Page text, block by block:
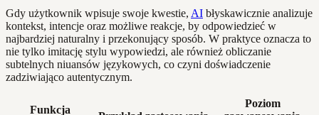
Gdy użytkownik wpisuje swoje kwestie, AI błyskawicznie analizuje
kontekst, intencje oraz możliwe reakcje, by odpowiedzieć w
najbardziej naturalny i przekonujący sposób. W praktyce oznacza to
nie tylko imitację stylu wypowiedzi, ale również obliczanie
subtelnych niuansów językowych, co czyni doświadczenie
zadziwiająco autentycznym.
Funkcja
Poziom